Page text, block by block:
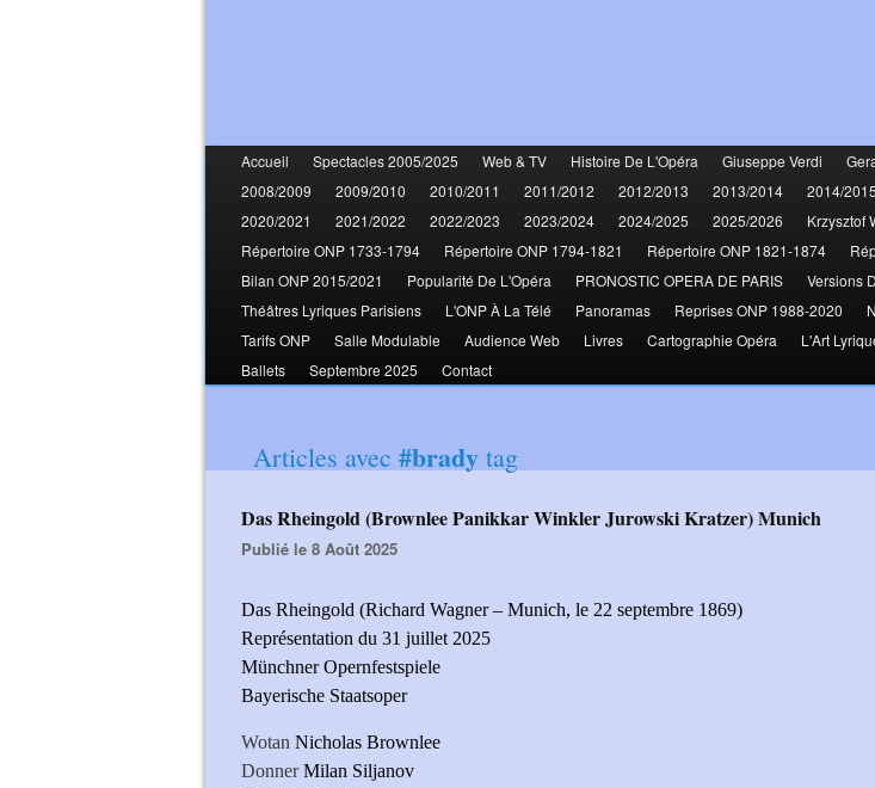
Accueil Spectacles 2005/2025 Web & TV Histoire De L'Opéra Giuseppe Verdi
2008/2009
2009/2010 2010/2011 2011/2012 2012/2013 2013/2014 2014/2015
2020/2021
2021/2022 2022/2023 2023/2024 2024/2025 2025/2026 Krzysztof
Répertoire ONP 1733-1794
Répertoire ONP 1794-1821 Répertoire ONP 1821-1874
Bilan ONP 2015/2021
Popularité De L'Opéra PRONOSTIC OPERA DE PARIS Versions
Théâtres Lyriques Parisiens
L'ONP À La Télé Panoramas Reprises ONP 1988-2020
Tarifs ONP
Salle Modulable Audience Web Livres Cartographie Opéra L'Art
Ballets
Septembre 2025 Contact
Articles avec #brady tag
Das Rheingold (Brownlee Panikkar Winkler Jurowski Kratzer) Munich
Publié le 8 Août 2025
Das Rheingold (Richard Wagner – Munich, le 22 septembre 1869)
Représentation du 31 juillet 2025
Münchner Opernfestspiele
Bayerische Staatsoper
Wotan Nicholas Brownlee
DonnerMilan Siljanov